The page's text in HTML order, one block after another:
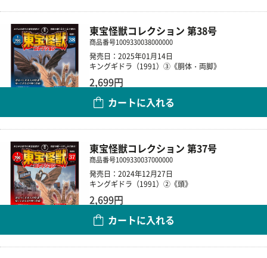
東宝怪獣コレクション 第38号
商品番号1009330038000000
発売日：2025年01月14日
キングギドラ（1991）③《胴体・両脚》
2,699円
カートに入れる
東宝怪獣コレクション 第37号
商品番号1009330037000000
発売日：2024年12月27日
キングギドラ（1991）②《頭》
2,699円
カートに入れる